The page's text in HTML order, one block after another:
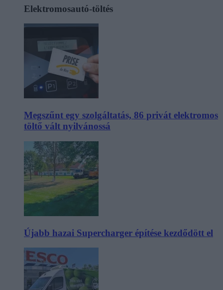
Elektromosautó-töltés
Megszűnt egy szolgáltatás, 86 privát elektromos
töltő vált nyilvánossá
Újabb hazai Supercharger építése kezdődött el